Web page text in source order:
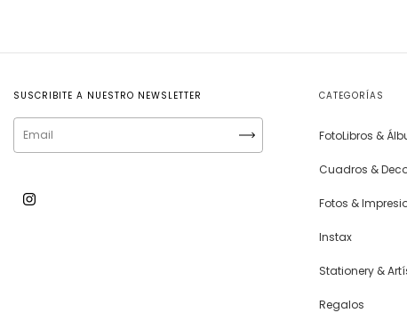
SUSCRIBITE A NUESTRO NEWSLETTER CATEGORÍAS
FotoLibros &
Cuadros &
Fotos &
Instax
Stationery &
Regalos